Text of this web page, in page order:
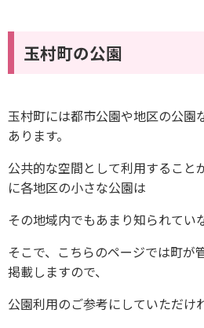
玉村町の公園
玉村町には都市公園や地区の公園
あります。
公共的な空間として利用すること
に各地区の小さな公園は
その地域内でもあまり知られてい
そこで、こちらのページでは町が
掲載しますので、
公園利用のご参考にしていただけ